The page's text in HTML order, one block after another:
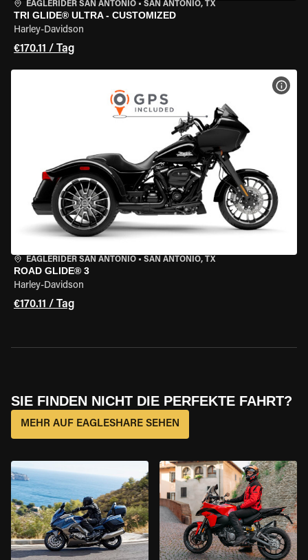
EAGLERIDER SAN ANTONIO • SAN ANTONIO, TX
TRI GLIDE® ULTRA - CUSTOMIZED
Harley-Davidson
€170.11 / Tag
EAGLERIDER SAN ANTONIO • SAN ANTONIO, TX
ROAD GLIDE® 3
Harley-Davidson
€170.11 / Tag
SIE FINDEN NICHT DIE PERFEKTE FAHRT?
MEHR AUF EAGLESHARE SEHEN